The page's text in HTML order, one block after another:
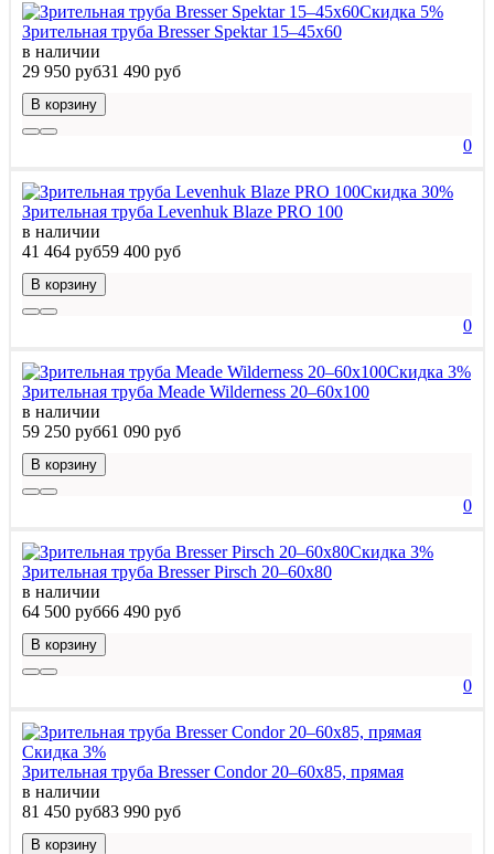
Скидка 5%
Зрительная труба Bresser Spektar 15–45x60
в наличии
29 950 руб31 490 руб
В корзину
0
Скидка 30%
Зрительная труба Levenhuk Blaze PRO 100
в наличии
41 464 руб59 400 руб
В корзину
0
Скидка 3%
Зрительная труба Meade Wilderness 20–60x100
в наличии
59 250 руб61 090 руб
В корзину
0
Скидка 3%
Зрительная труба Bresser Pirsch 20–60x80
в наличии
64 500 руб66 490 руб
В корзину
0
Скидка 3%
Зрительная труба Bresser Condor 20–60x85, прямая
в наличии
81 450 руб83 990 руб
В корзину